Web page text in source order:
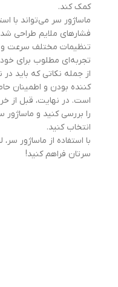
کمک کند.
ماساژور سر می‌تواند با
فشارهای ملایم طراحی شده
تنظیمات مختلف سرعت و
تجربه‌ای مطلوب برای خود
از جمله نکاتی که باید در نظر
کننده بودن و اطمینان حاصل
است. در نهایت، قبل از
را بررسی کنید و ماساژور
انتخاب کنید.
با استفاده از ماساژور سر،
سرتان فراهم کنید!